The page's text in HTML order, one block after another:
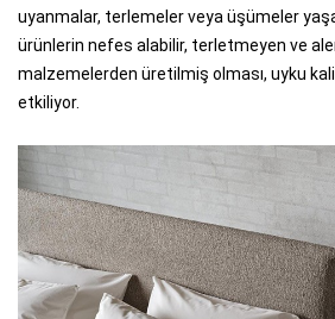
uyanmalar, terlemeler veya üşümeler
ürünlerin nefes alabilir, terletmeyen ve
malzemelerden üretilmiş olması, uyku
etkiliyor.